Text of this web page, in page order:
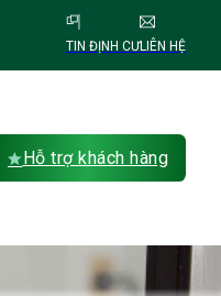
TIN ĐỊNH CƯLIÊN HỆ
Hỗ trợ khách hàng